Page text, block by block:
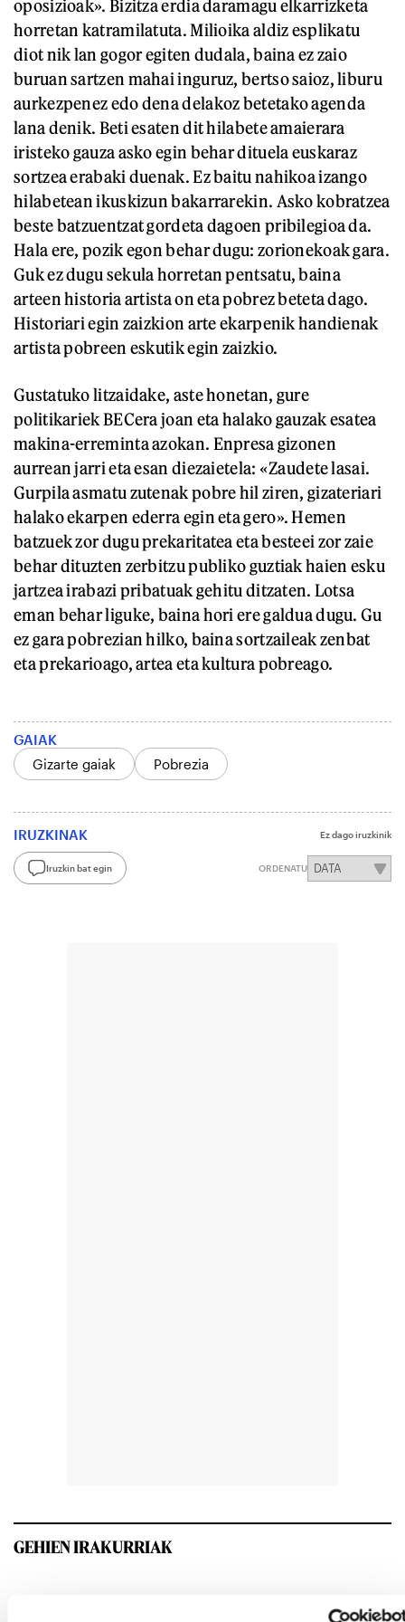
oposizioak». Bizitza erdia daramagu elkarrizketa
horretan katramilatuta. Milioika aldiz esplikatu
diot nik lan gogor egiten dudala, baina ez zaio
buruan sartzen mahai inguruz, bertso saioz, liburu
aurkezpenez edo dena delakoz betetako agenda
lana denik. Beti esaten dit hilabete amaierara
iristeko gauza asko egin behar dituela euskaraz
sortzea erabaki duenak. Ez baitu nahikoa izango
hilabetean ikuskizun bakarrarekin. Asko kobratzea
beste batzuentzat gordeta dagoen pribilegioa da.
Hala ere, pozik egon behar dugu: zorionekoak gara.
Guk ez dugu sekula horretan pentsatu, baina
arteen historia artista on eta pobrez beteta dago.
Historiari egin zaizkion arte ekarpenik handienak
artista pobreen eskutik egin zaizkio.
Gustatuko litzaidake, aste honetan, gure
politikariek BECera joan eta halako gauzak esatea
makina-erreminta azokan. Enpresa gizonen
aurrean jarri eta esan diezaietela: «Zaudete lasai.
Gurpila asmatu zutenak pobre hil ziren, gizateriari
halako ekarpen ederra egin eta gero». Hemen
batzuek zor dugu prekaritatea eta besteei zor zaie
behar dituzten zerbitzu publiko guztiak haien esku
jartzea irabazi pribatuak gehitu ditzaten. Lotsa
eman behar liguke, baina hori ere galdua dugu. Gu
ez gara pobrezian hilko, baina sortzaileak zenbat
eta prekarioago, artea eta kultura pobreago.
GAIAK
Gizarte gaiak
Pobrezia
IRUZKINAK Ez dago iruzkinik
Iruzkin bat egin ORDENATU
GEHIEN IRAKURRIAK